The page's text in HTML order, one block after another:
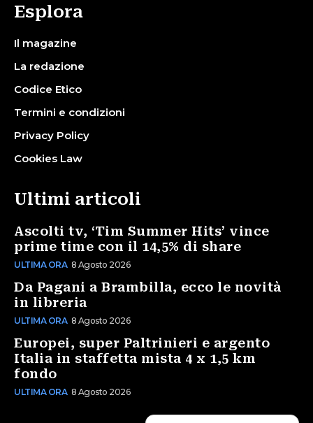
Esplora
Il magazine
La redazione
Codice Etico
Termini e condizioni
Privacy Policy
Cookies Law
Ultimi articoli
Ascolti tv, ‘Tim Summer Hits’ vince
prime time con il 14,5% di share
ULTIMA ORA 8 Agosto 2026
Da Pagani a Brambilla, ecco le novità
in libreria
ULTIMA ORA 8 Agosto 2026
Europei, super Paltrinieri e argento
Italia in staffetta mista 4 x 1,5 km
fondo
ULTIMA ORA 8 Agosto 2026